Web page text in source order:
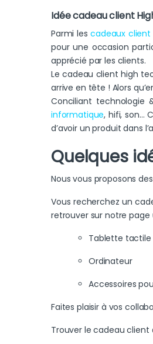
Idée cadeau client
Parmi lescadeaux client
pour une occasion
apprécié par les clients.
Le cadeau client high
arrive en tête ! Alors
Conciliant technologie
informatique, hifi, son…
d’avoir un produit dans
Quelques
Nous vous proposons
Vous recherchez un
retrouver sur notre
Tablette tactile
Ordinateur
Accessoires
Faites plaisir à vos
Trouver le cadeau